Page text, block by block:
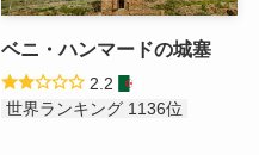
ベニ・ハンマードの城塞
2.2
世界ランキング 1136位